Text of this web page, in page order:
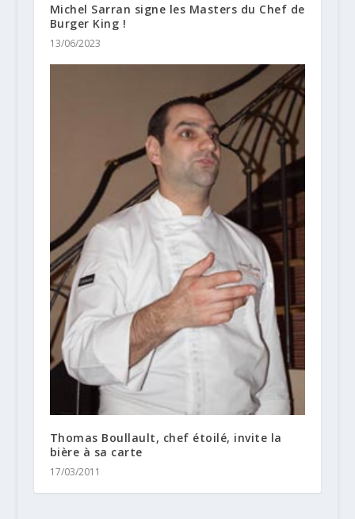
Michel Sarran signe les Masters du Chef de
Burger King !
13/06/2023
Thomas Boullault, chef étoilé, invite la
bière à sa carte
17/03/2011